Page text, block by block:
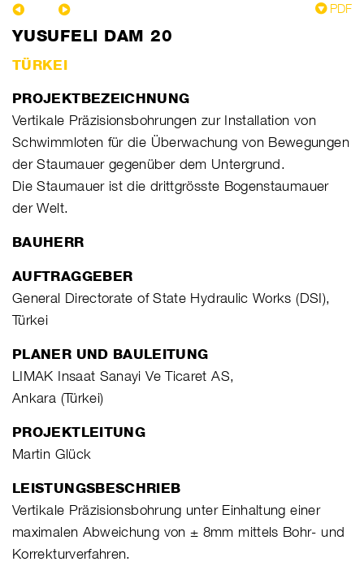
PDF
YUSUFELI DAM 20
TÜRKEI
PROJEKTBEZEICHNUNG
Vertikale Präzisionsbohrungen zur Installation von
Schwimmloten für die Überwachung von Bewegungen
der Staumauer gegenüber dem Untergrund.
Die Staumauer ist die drittgrösste Bogenstaumauer
der Welt.
BAUHERR
AUFTRAGGEBER
General Directorate of State Hydraulic Works (DSI),
Türkei
PLANER UND BAULEITUNG
LIMAK Insaat Sanayi Ve Ticaret AS,
Ankara (Türkei)
PROJEKTLEITUNG
Martin Glück
LEISTUNGSBESCHRIEB
Vertikale Präzisionsbohrung unter Einhaltung einer
maximalen Abweichung von ± 8mm mittels Bohr- und
Korrekturverfahren.